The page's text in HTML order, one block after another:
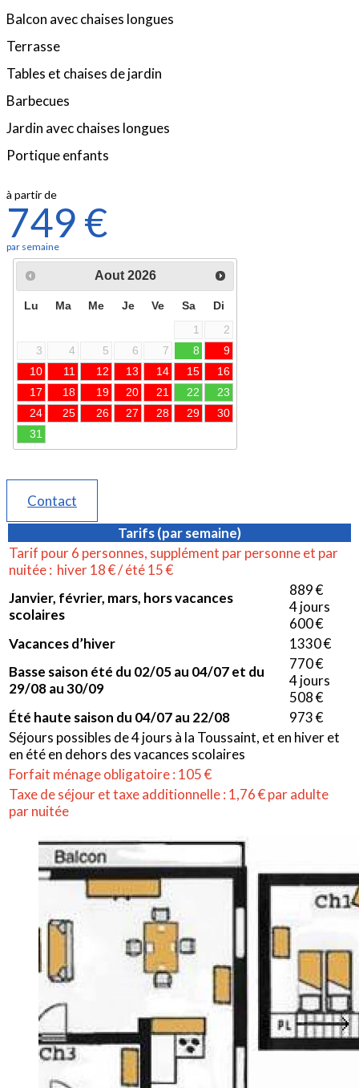
Balcon avec chaises longues
Terrasse
Tables et chaises de jardin
Barbecues
Jardin avec chaises longues
Portique enfants
à partir de
749 €
par semaine
Contact
Tarifs (par semaine)
Tarif pour 6 personnes, supplément par personne et par
nuitée : hiver 18 € / été 15 €
Janvier, février, mars, hors vacances
scolaires
889 €
4 jours
600 €
Vacances d’hiver
1330 €
Basse saison été du 02/05 au 04/07 et du
29/08 au 30/09
770 €
4 jours
508 €
Été haute saison du 04/07 au 22/08
973 €
Séjours possibles de 4 jours à la Toussaint, et en hiver et
en été en dehors des vacances scolaires
Forfait ménage obligatoire : 105 €
Taxe de séjour et taxe additionnelle : 1,76 € par adulte
par nuitée